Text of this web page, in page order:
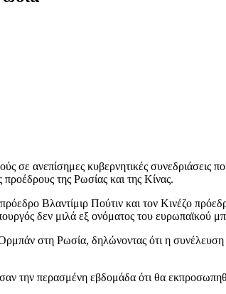
σε ανεπίσημες κυβερνητικές συνεδριάσεις
προέδρους της Ρωσίας και της Κίνας.
Βλαντίμιρ Πούτιν και τον Κινέζο
δεν μιλά εξ ονόματος του ευρωπαϊκού
στη Ρωσία, δηλώνοντας ότι η
την περασμένη εβδομάδα ότι θα